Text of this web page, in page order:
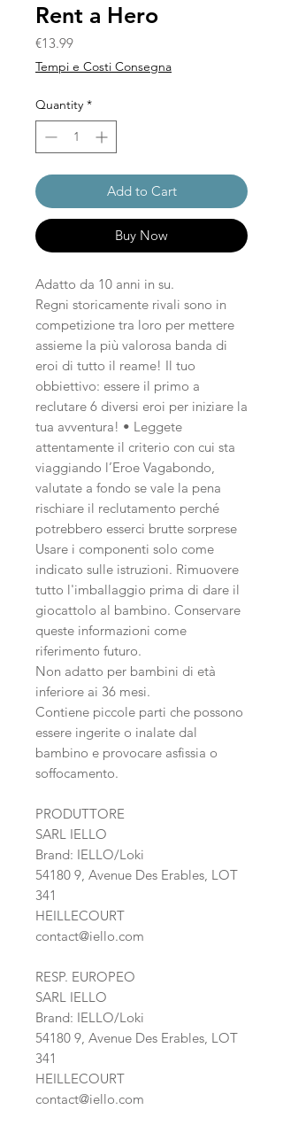
Rent a Hero
€13.99Price
Tempi e Costi Consegna
Quantity *
Add to Cart
Buy Now
Adatto da 10 anni in su.
Regni storicamente rivali sono in
competizione tra loro per mettere
assieme la più valorosa banda di
eroi di tutto il reame! Il tuo
obbiettivo: essere il primo a
reclutare 6 diversi eroi per iniziare la
tua avventura! • Leggete
attentamente il criterio con cui sta
viaggiando l’Eroe Vagabondo,
valutate a fondo se vale la pena
rischiare il reclutamento perché
potrebbero esserci brutte sorprese
Usare i componenti solo come
indicato sulle istruzioni. Rimuovere
tutto l'imballaggio prima di dare il
giocattolo al bambino. Conservare
queste informazioni come
riferimento futuro.
Non adatto per bambini di età
inferiore ai 36 mesi.
Contiene piccole parti che possono
essere ingerite o inalate dal
bambino e provocare asfissia o
soffocamento.
PRODUTTORE
SARL IELLO
Brand: IELLO/Loki
54180 9, Avenue Des Erables, LOT
341
HEILLECOURT
contact@iello.com
RESP. EUROPEO
SARL IELLO
Brand: IELLO/Loki
54180 9, Avenue Des Erables, LOT
341
HEILLECOURT
contact@iello.com